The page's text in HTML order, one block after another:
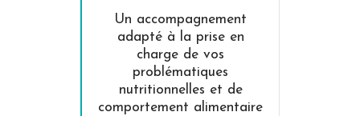
Un accompagnement
adapté à la prise en
charge de vos
problématiques
nutritionnelles et de
comportement alimentaire